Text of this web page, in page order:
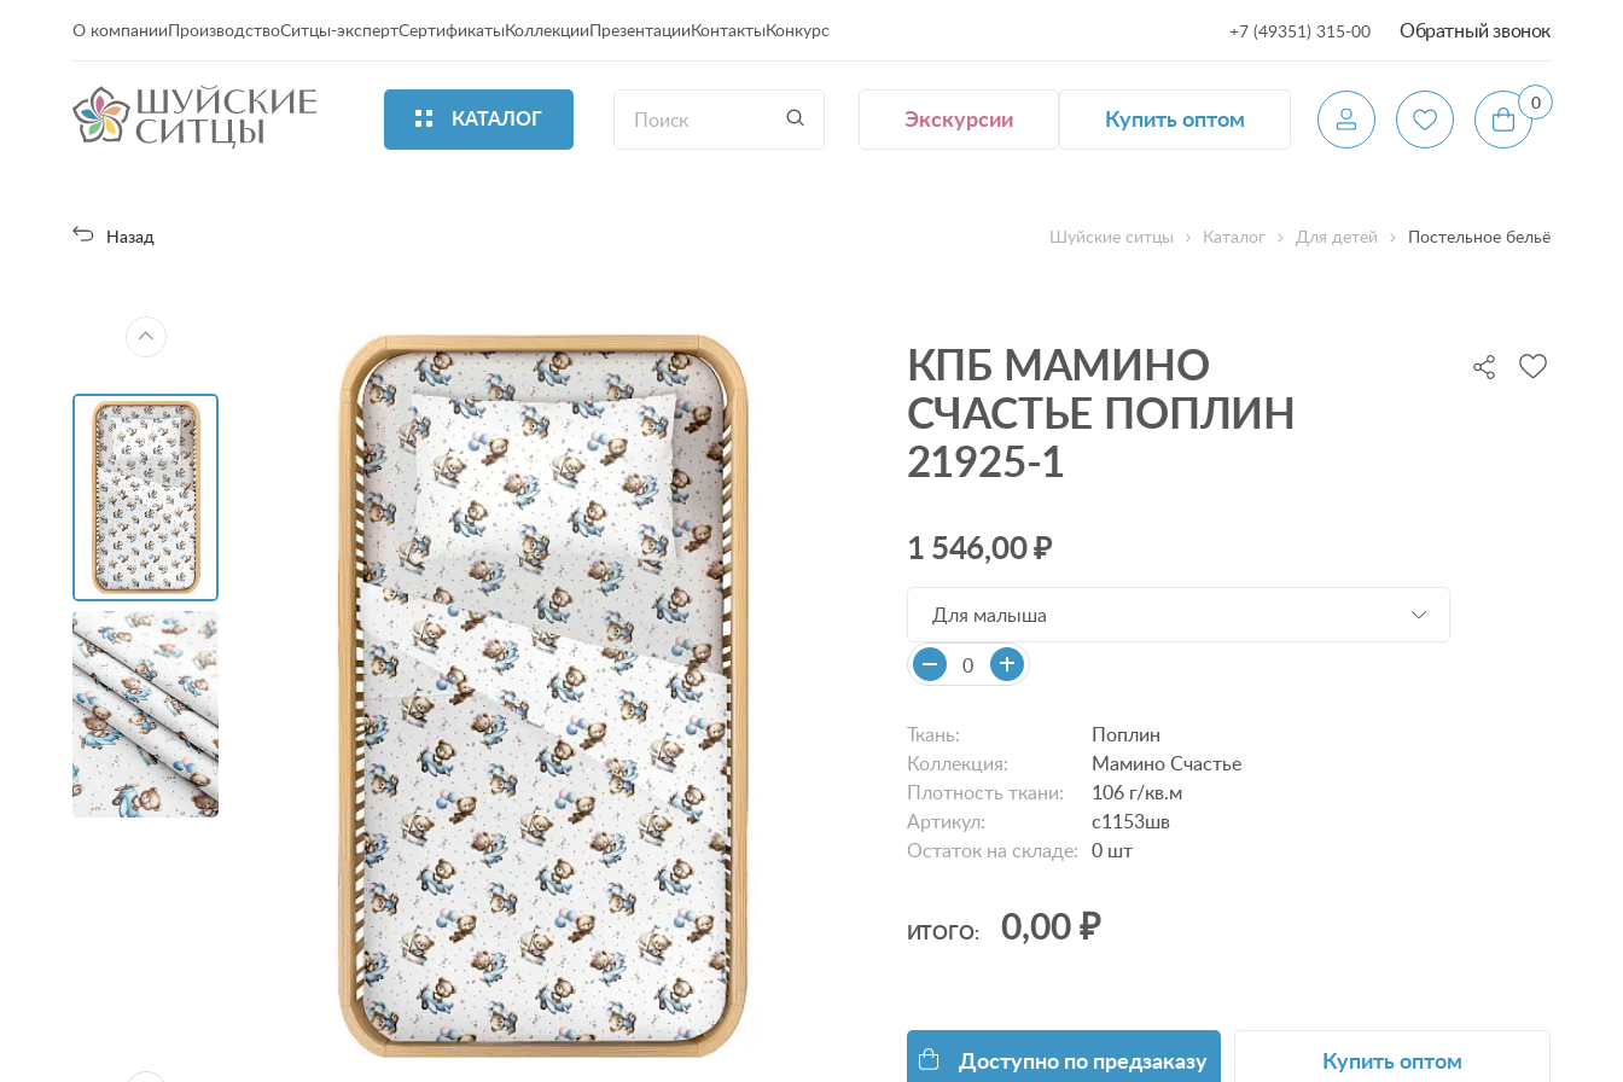
О компанииПроизводствоСитцы-экспертСертификатыКоллекцииПрезентацииКонтактыКонкурс +7 (49351) 315-00 Обратный звонок
КАТАЛОГ Экскурсии Купить оптом
0
Назад Шуйские ситцы Каталог Для детей Постельное бельё
КПБ МАМИНО
СЧАСТЬЕ ПОПЛИН
21925-1
1 546,00 ₽
Для малыша
Ткань:
Поплин
Коллекция:
Мамино Счастье
Плотность ткани:
106 г/кв.м
Артикул:
с1153шв
Остаток на складе: 0 шт
ИТОГО: 0,00 ₽
Доступно по предзаказу Купить оптом